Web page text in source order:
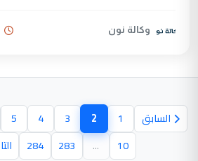
وكالة نون
السابق 1
2(الصفحة الحالية)
3
4
5
10
...
283
284